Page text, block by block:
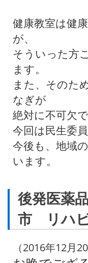
健康教室は健
が、
そういった方
ます。
また、そのた
なぎが
絶対に不可欠
今回は民生委
今後も、地域
います。
後発医薬
市 リハ
（2016年12月